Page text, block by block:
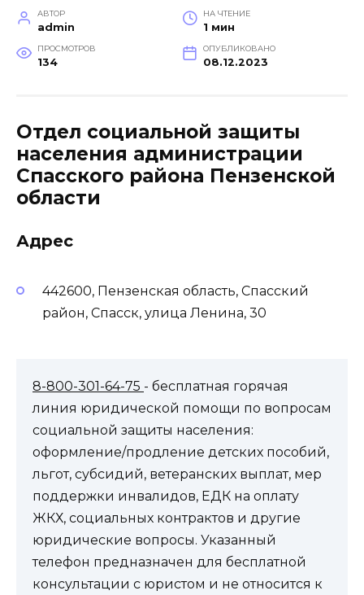
АВТОР
admin
НА ЧТЕНИЕ
1 мин
ПРОСМОТРОВ
134
ОПУБЛИКОВАНО
08.12.2023
Отдел социальной защиты
населения администрации
Спасского района Пензенской
области
Адрес
442600, Пензенская область, Спасский
район, Спасск, улица Ленина, 30
8-800-301-64-75 - бесплатная горячая
линия юридической помощи по вопросам
социальной защиты населения:
оформление/продление детских пособий,
льгот, субсидий, ветеранских выплат, мер
поддержки инвалидов, ЕДК на оплату
ЖКХ, социальных контрактов и другие
юридические вопросы. Указанный
телефон предназначен для бесплатной
консультации с юристом и не относится к